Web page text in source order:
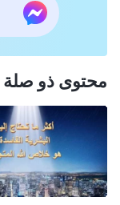
محتوى ذو صلة